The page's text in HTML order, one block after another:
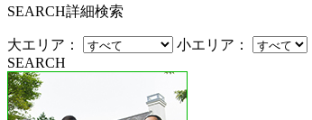
SEARCH詳細検索
大エリア： 小エリア：
SEARCH